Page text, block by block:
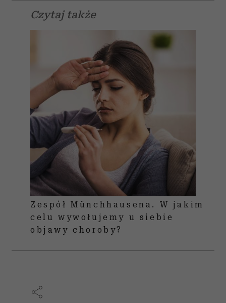
Czytaj także
Zespół Münchhausena. W jakim
celu wywołujemy u siebie
objawy choroby?